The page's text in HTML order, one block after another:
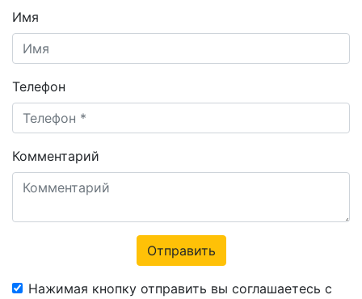
Имя
Телефон
Комментарий
Отправить
Нажимая кнопку отправить вы соглашаетесь с